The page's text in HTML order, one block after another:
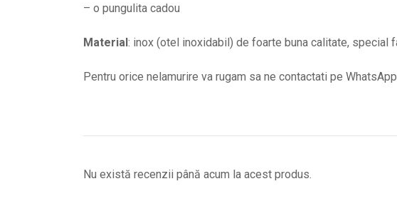
– o pungulita cadou
Material : inox (otel inoxidabil) de foarte buna calitate, special
Pentru orice nelamurire va rugam sa ne contactati pe
Nu există recenzii până acum la acest produs.